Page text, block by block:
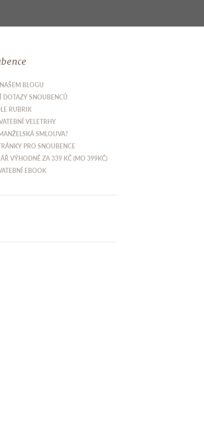
BLOGU
DOTAZY SNOUBENCŮ
RUBRIK
VELETRHY
SMLOUVA?
PRO SNOUBENCE
VÝHODNĚ ZA 339 KČ (MO 399KČ)
EBOOK